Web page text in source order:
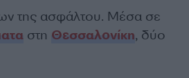
της ασφάλτου. Μέσα σε
στη Θεσσαλονίκη, δύο